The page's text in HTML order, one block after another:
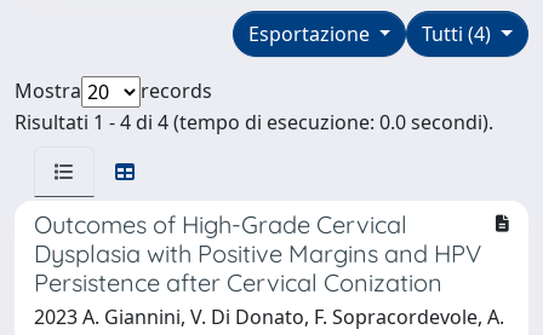
Tutti (4)
Esportazione
Mostra
records
Risultati 1 - 4 di 4 (tempo di esecuzione: 0.0 secondi).
Outcomes of High-Grade Cervical
Dysplasia with Positive Margins and HPV
Persistence after Cervical Conization
2023 A. Giannini, V. Di Donato, F. Sopracordevole, A.